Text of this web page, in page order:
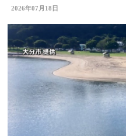
2026年07月18日